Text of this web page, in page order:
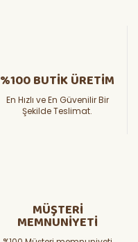
%100 BUTİK ÜRETİM
En Hızlı ve En Güvenilir Bir
Şekilde Teslimat.
MÜŞTERİ
MEMNUNİYETİ